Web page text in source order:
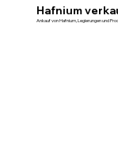
Hafnium
Ankauf von Hafnium, Legierungen und